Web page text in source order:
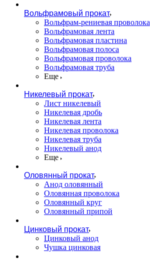
Вольфрамовый прокат
Вольфрам-рениевая проволока
Вольфрамовая лента
Вольфрамовая пластина
Вольфрамовая полоса
Вольфрамовая проволока
Вольфрамовая труба
Еще
Никелевый прокат
Лист никелевый
Никелевая дробь
Никелевая лента
Никелевая проволока
Никелевая труба
Никелевый анод
Еще
Оловянный прокат
Анод оловянный
Оловянная проволока
Оловянный круг
Оловянный припой
Цинковый прокат
Цинковый анод
Чушка цинковая